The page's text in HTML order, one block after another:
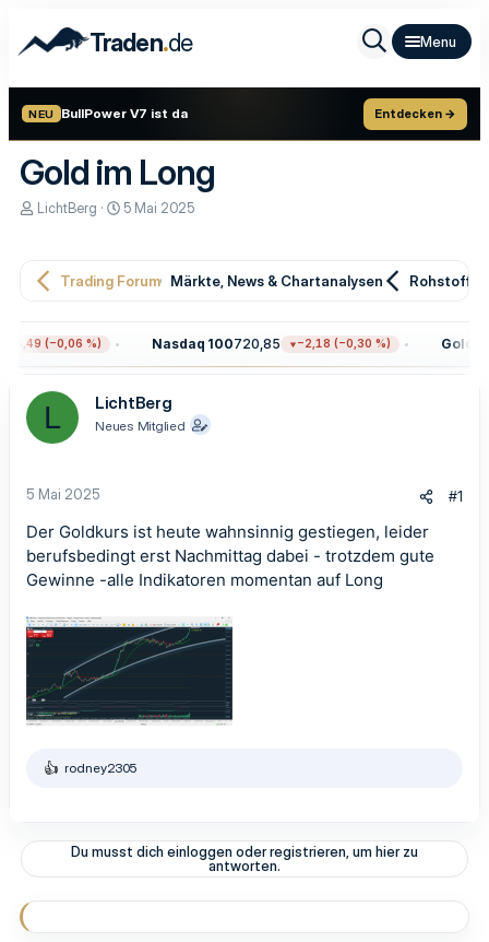
Traden.de
NEU BullPower V7 ist da Entdecken →
Gold im Long
E
e
r
LichtBerg
E
e
m
5 Mai 2025
Trading Forum Märkte, News & Chartanalysen Rohstoffe
(−0,06 %) Nasdaq 100720,85 −2,18 (−0,30 %) Gold
L LichtBerg
Neues Mitglied
5 Mai 2025 #1
Der Goldkurs ist heute wahnsinnig gestiegen, leider
berufsbedingt erst Nachmittag dabei - trotzdem gute
Gewinne -alle Indikatoren momentan auf Long
R
t
o
n
n
rodney2305
Du musst dich einloggen oder registrieren, um hier zu
antworten.